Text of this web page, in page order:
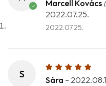
Marcell Kovács
2022.07.25.
2022.07.25.
S
Sára –